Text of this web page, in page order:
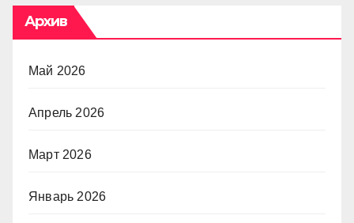
Архив
Май 2026
Апрель 2026
Март 2026
Январь 2026